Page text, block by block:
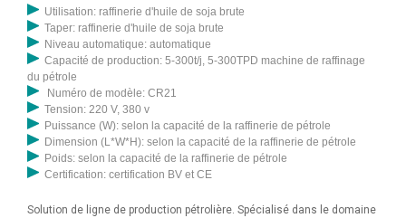
Utilisation: raffinerie d'huile de soja brute
Taper: raffinerie d'huile de soja brute
Niveau automatique: automatique
Capacité de production: 5-300t/j, 5-300TPD machine de raffinage
du pétrole
Numéro de modèle: CR21
Tension: 220 V, 380 v
Puissance (W): selon la capacité de la raffinerie de pétrole
Dimension (L*W*H): selon la capacité de la raffinerie de pétrole
Poids: selon la capacité de la raffinerie de pétrole
Certification: certification BV et CE
Solution de ligne de production pétrolière. Spécialisé dans le domaine